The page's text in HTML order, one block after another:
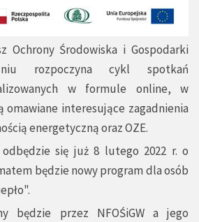
Ochrony Środowiska i Gospodarki
rozpoczyna cykl spotkań
w formule online, w
interesujące zagadnienia
energetyczną oraz OZE.
się już 8 lutego 2022 r. o
będzie nowy program dla osób
będzie przez NFOŚiGW a jego